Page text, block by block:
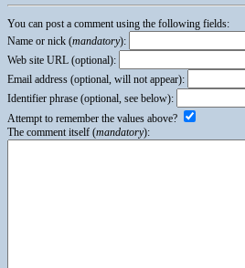
You can post a comment using the following fields:
Name or nick (mandatory):
Web site URL (optional):
Email address (optional, will not appear):
Identifier phrase (optional, see below):
Attempt to remember the values above?
The comment itself (mandatory):